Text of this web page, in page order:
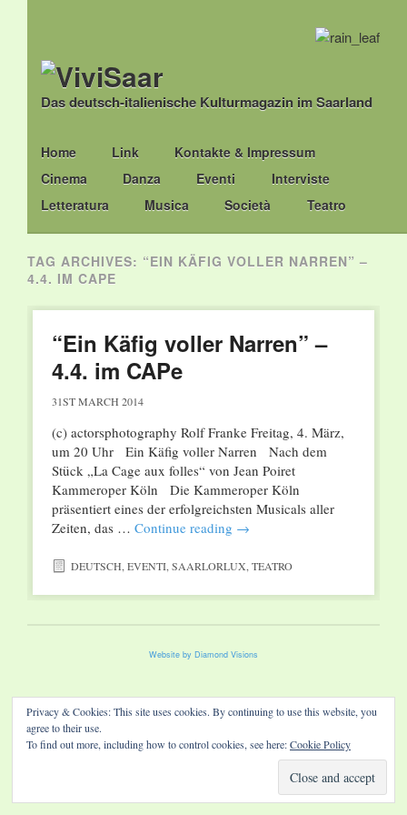
Das deutsch-italienische Kulturmagazin im Saarland
Main menu
Skip
to
content
Home Link
Kontakte & Impressum
Cinema
Danza Eventi
Interviste
Letteratura
Musica Società Teatro
TAG ARCHIVES: “EIN KÄFIG VOLLER NARREN” –
4.4. IM CAPE
“Ein Käfig voller Narren” –
4.4. im CAPe
31ST MARCH 2014
(c) actorsphotography Rolf Franke Freitag, 4. März,
um 20 Uhr Ein Käfig voller Narren Nach dem
Stück „La Cage aux folles“ von Jean Poiret
Kammeroper Köln Die Kammeroper Köln
präsentiert eines der erfolgreichsten Musicals aller
Zeiten, das … Continue reading →
DEUTSCH,EVENTI,SAARLORLUX,TEATRO
Website by Diamond Visions
Privacy & Cookies: This site uses cookies. By continuing to use this website, you
agree to their use.
To find out more, including how to control cookies, see here:Cookie Policy